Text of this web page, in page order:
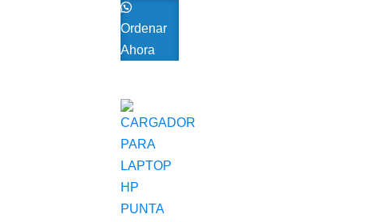
UPS 12/9
Ordenar
Ahora